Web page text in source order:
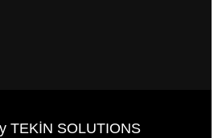
TEKİN SOLUTIONS